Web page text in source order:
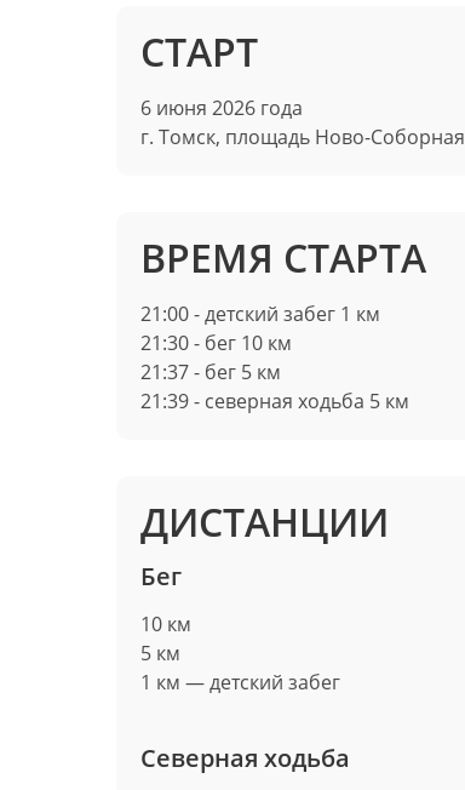
СТАРТ
6 июня 2026 года
г. Томск, площадь Ново-Соборная
ВРЕМЯ СТАРТА
21:00 - детский забег 1 км
21:30 - бег 10 км
21:37 - бег 5 км
21:39 - северная ходьба 5 км
ДИСТАНЦИИ
Бег
10 км
5 км
1 км — детский забег
Северная ходьба